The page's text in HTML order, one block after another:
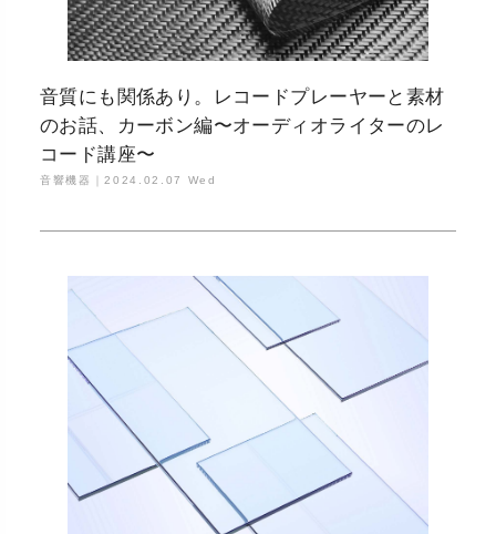
音質にも関係あり。レコードプレーヤーと素材
のお話、カーボン編〜オーディオライターのレ
コード講座〜
音響機器｜2024.02.07 Wed